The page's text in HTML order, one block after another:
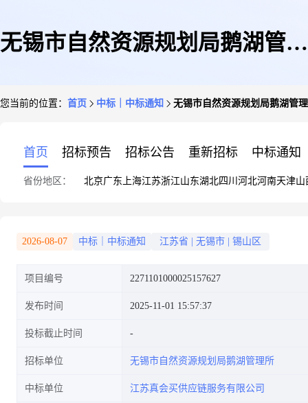
无锡市自然资源规划局鹅湖管理
您当前的位置： 首页 中标｜中标通知 无锡市自然资源规划局鹅湖管
首页 招标预告 招标公告 重新招标 中标通知
省份地区： 北京广东 上海江苏浙江山东湖北四川 河北河南天津山
2026-08-07 中标｜中标通知 江苏省 无锡市 锡山区
项目编号 2271101000025157627
发布时间 2025-11-01 15:57:37
投标截止时间
招标单位 无锡市自然资源规划局鹅湖管理所
中标单位 江苏真会买供应链服务有限公司